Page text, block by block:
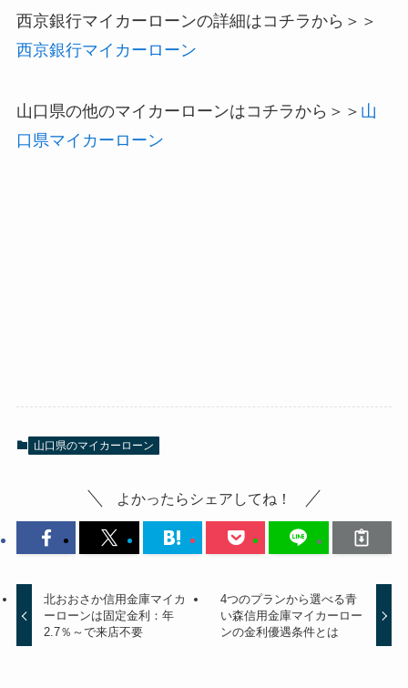
西京銀行マイカーローンの詳細はコチラから＞＞
西京銀行マイカーローン
山口県の他のマイカーローンはコチラから＞＞ 山
口県マイカーローン
山口県のマイカーローン
よかったらシェアしてね！
北おおさか信用金庫マイカ
ーローンは固定金利：年
2.7％～で来店不要
4つのプランから選べる青
い森信用金庫マイカーロー
ンの金利優遇条件とは